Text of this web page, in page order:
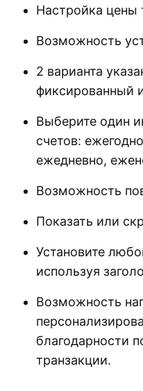
Настройка цены
Возможность
2 варианта
фиксированный
Выберите один
счетов:
ежедневно,
Возможность
Показать или
Установите
используя
Возможность
благодарности
транзакции.